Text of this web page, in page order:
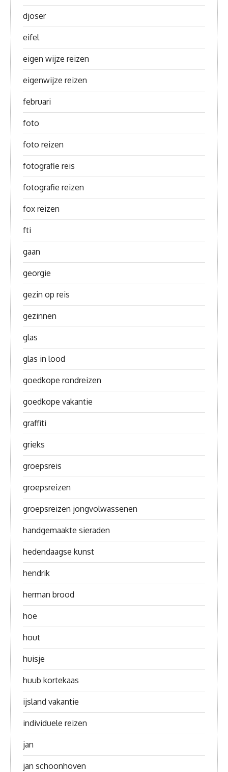
djoser
eifel
eigen wijze reizen
eigenwijze reizen
februari
foto
foto reizen
fotografie reis
fotografie reizen
fox reizen
fti
gaan
georgie
gezin op reis
gezinnen
glas
glas in lood
goedkope rondreizen
goedkope vakantie
graffiti
grieks
groepsreis
groepsreizen
groepsreizen jongvolwassenen
handgemaakte sieraden
hedendaagse kunst
hendrik
herman brood
hoe
hout
huisje
huub kortekaas
ijsland vakantie
individuele reizen
jan
jan schoonhoven